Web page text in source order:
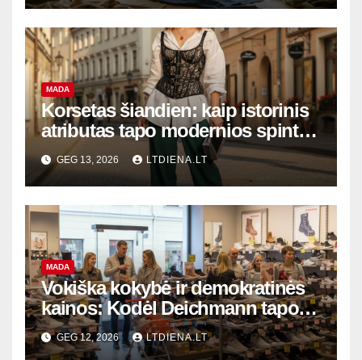
MADA
Korsetas šiandien: kaip istorinis
atributas tapo modernios spintos
karaliumi ir saviraiškos simboliu
GEG 13, 2026 LTDIENA.LT
MADA
Vokiška kokybė ir demokratinės
kainos: Kodėl Deichmann tapo
neatsiejama lietuvių stiliaus
dalimi
GEG 12, 2026 LTDIENA.LT